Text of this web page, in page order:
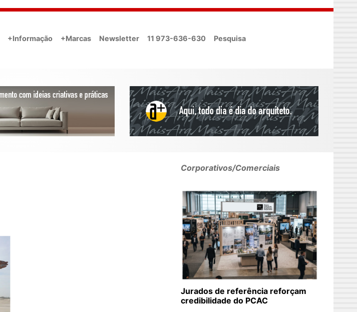
+Informação +Marcas Newsletter 11 973-636-630 Pesquisa
Corporativos/Comerciais
Jurados de referência reforçam
credibilidade do PCAC